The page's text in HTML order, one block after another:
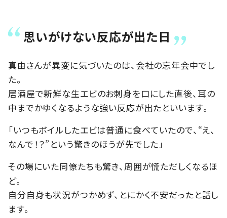
思いがけない反応が出た日
真由さんが異変に気づいたのは、会社の忘年会中でし
た。
居酒屋で新鮮な生エビのお刺身を口にした直後、耳の
中までかゆくなるような強い反応が出たといいます。
「いつもボイルしたエビは普通に食べていたので、“え、
なんで！？”という驚きのほうが先でした」
その場にいた同僚たちも驚き、周囲が慌ただしくなるほ
ど。
自分自身も状況がつかめず、とにかく不安だったと話し
ます。